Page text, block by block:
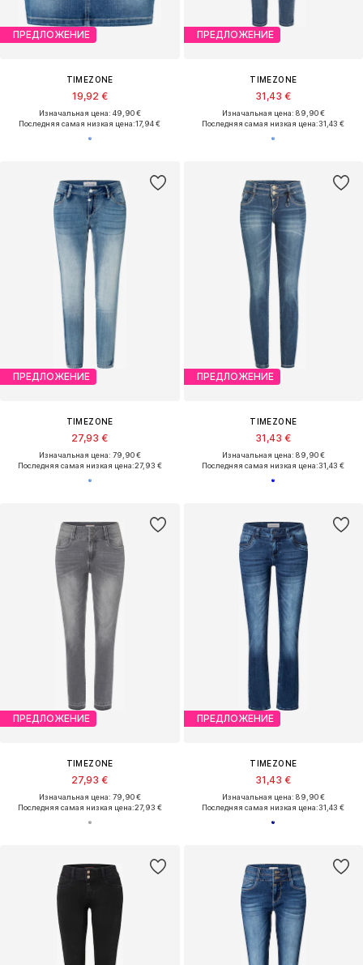
ПРЕДЛОЖЕНИЕ
TIMEZONE
19,92 €
Изначальная цена: 49,90 €
Последняя самая низкая цена:17,94 €
ПРЕДЛОЖЕНИЕ
TIMEZONE
31,43 €
Изначальная цена: 89,90 €
Последняя самая низкая цена:31,43 €
ПРЕДЛОЖЕНИЕ
TIMEZONE
27,93 €
Изначальная цена: 79,90 €
Последняя самая низкая цена:27,93 €
ПРЕДЛОЖЕНИЕ
TIMEZONE
31,43 €
Изначальная цена: 89,90 €
Последняя самая низкая цена:31,43 €
ПРЕДЛОЖЕНИЕ
TIMEZONE
27,93 €
Изначальная цена: 79,90 €
Последняя самая низкая цена:27,93 €
ПРЕДЛОЖЕНИЕ
TIMEZONE
31,43 €
Изначальная цена: 89,90 €
Последняя самая низкая цена:31,43 €